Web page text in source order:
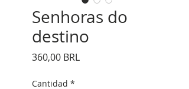
Senhoras do
destino
360,00 BRLPrecio
Cantidad *